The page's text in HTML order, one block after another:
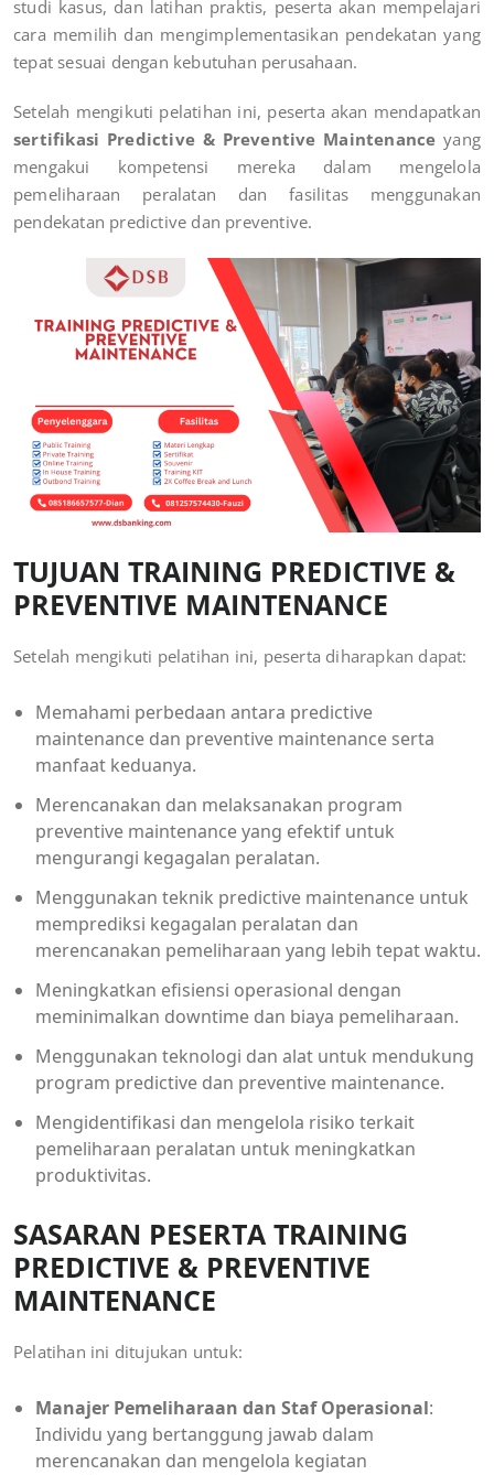
studi kasus, dan latihan praktis, peserta akan mempelajari
cara memilih dan mengimplementasikan pendekatan yang
tepat sesuai dengan kebutuhan perusahaan.
Setelah mengikuti pelatihan ini, peserta akan mendapatkan
sertifikasi Predictive & Preventive Maintenance yang
mengakui kompetensi mereka dalam mengelola
pemeliharaan peralatan dan fasilitas menggunakan
pendekatan predictive dan preventive.
TUJUAN TRAINING PREDICTIVE &
PREVENTIVE MAINTENANCE
Setelah mengikuti pelatihan ini, peserta diharapkan dapat:
Memahami perbedaan antara predictive
maintenance dan preventive maintenance serta
manfaat keduanya.
Merencanakan dan melaksanakan program
preventive maintenance yang efektif untuk
mengurangi kegagalan peralatan.
Menggunakan teknik predictive maintenance untuk
memprediksi kegagalan peralatan dan
merencanakan pemeliharaan yang lebih tepat waktu.
Meningkatkan efisiensi operasional dengan
meminimalkan downtime dan biaya pemeliharaan.
Menggunakan teknologi dan alat untuk mendukung
program predictive dan preventive maintenance.
Mengidentifikasi dan mengelola risiko terkait
pemeliharaan peralatan untuk meningkatkan
produktivitas.
SASARAN PESERTA TRAINING
PREDICTIVE & PREVENTIVE
MAINTENANCE
Pelatihan ini ditujukan untuk:
Manajer Pemeliharaan dan Staf Operasional:
Individu yang bertanggung jawab dalam
merencanakan dan mengelola kegiatan